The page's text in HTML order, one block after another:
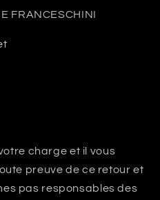
FRANCESCHINI
charge et il vous
preuve de ce retour et
pas responsables des